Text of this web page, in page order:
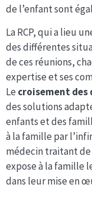
de l’enfant sont
La RCP, qui a lieu
des différentes
de ces réunions,
expertise et ses
Le croisement
des solutions
enfants et des
à la famille par
médecin traitant de
expose à la famille
dans leur mise en